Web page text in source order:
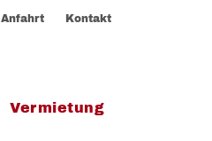
Anfahrt Kontakt
Vermietung